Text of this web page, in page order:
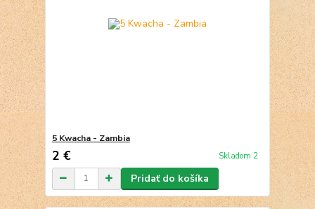
5 Kwacha - Zambia
2 € Skladom 2
Pridať do košíka